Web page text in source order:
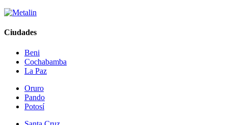
Ciudades
Beni
Cochabamba
La Paz
Oruro
Pando
Potosí